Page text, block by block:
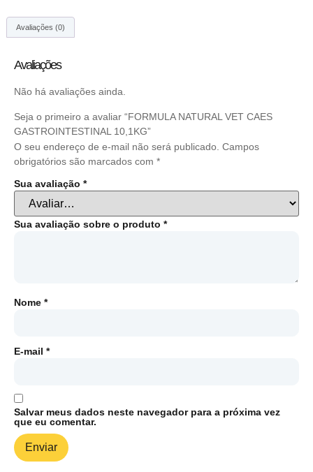
Avaliações (0)
Avaliações
Não há avaliações ainda.
Seja o primeiro a avaliar “FORMULA NATURAL VET CAES
GASTROINTESTINAL 10,1KG”
O seu endereço de e-mail não será publicado. Campos
obrigatórios são marcados com *
Sua avaliação *
Sua avaliação sobre o produto *
Nome *
E-mail *
Salvar meus dados neste navegador para a próxima vez
que eu comentar.